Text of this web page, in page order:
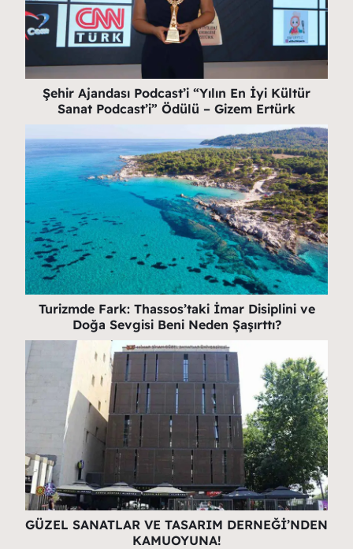
Şehir Ajandası Podcast’i “Yılın En İyi Kültür
Sanat Podcast’i” Ödülü – Gizem Ertürk
Turizmde Fark: Thassos’taki İmar Disiplini ve
Doğa Sevgisi Beni Neden Şaşırttı?
GÜZEL SANATLAR VE TASARIM DERNEĞİ’NDEN
KAMUOYUNA!